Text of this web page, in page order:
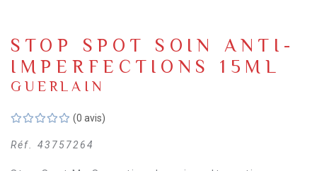
STOP SPOT SOIN ANTI-
IMPERFECTIONS 15ML
GUERLAIN
(0 avis)
Réf. 43757264